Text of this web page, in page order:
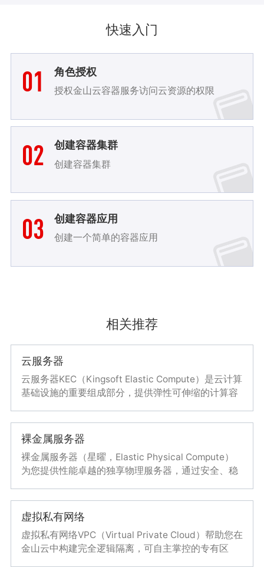
持续集成/持续发布
金山云容器服务提供了从代码提交到应用部署的
服务，开发人员在 Git 或其他代码平台提交新代码
续集成的基础上，将集成的代码部署到运行环境中
为用户业务软件开发、编译、测试、集成部署提供了
优势三
消除开发、测试、上线过程中出现的人为低级失误，
提高生产效率
金山云容器服务可以根据服务的负载情况自动进行扩/
部署，响应并发请求；在服务负载较低时，在不影响
线上服务的前提下自动执行缩容，节约资源成本。全
时，自动进行缩容，降低成本
建议搭配产品
云服务器 弹性伸缩
快速入门
角色授权
授权金山云容器服务访问云资源的权限
01
创建容器集群
创建容器集群
02
创建容器应用
创建一个简单的容器应用
03
相关推荐
云服务器
云服务器KEC（Kingsoft Elastic Compute）是云计算
基础设施的重要组成部分，提供弹性可伸缩的计算容
需服务器环境。云服务器相对物理服务器更为简单高
效，可随时根据业务需要进行调配，提升运维效率。
裸金属服务器
裸金属服务器（星曜，Elastic Physical Compute）
为您提供性能卓越的独享物理服务器，通过安全、稳
求的应用服务。金山云裸金属服务器还可为您提供便
捷的网络部署及IT运维服务。金山云裸金属服务器基
于第二代英特尔至强可扩展处理器，构建智慧云基
石。
虚拟私有网络
虚拟私有网络VPC（Virtual Private Cloud）帮助您在
金山云中构建完全逻辑隔离，可自主掌控的专有区